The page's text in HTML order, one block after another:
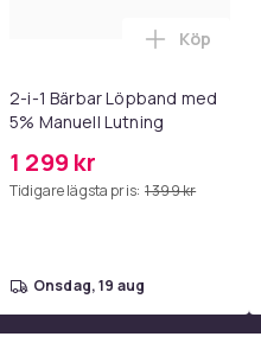
i varukorgen
pack Samsung
2-i-1 Bärbar Löpband med
5% Manuell Lutning
1 299 kr
Tidigare lägsta pris: 1 399 kr
Lägg till
Köp
onsdag, 19 aug